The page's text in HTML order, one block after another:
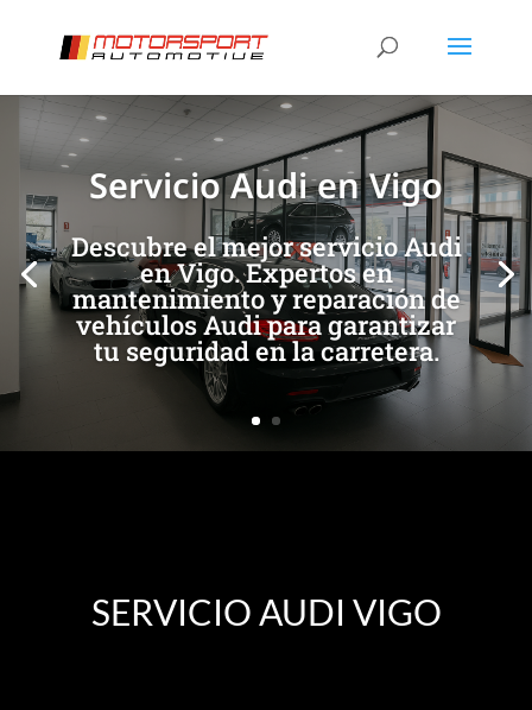
Servicio Audi en Vigo
Descubre el mejor servicio Audi
en Vigo. Expertos en
mantenimiento y reparación de
vehículos Audi para garantizar
tu seguridad en la carretera.
[/et_pb_slide] [/et_pb_slide]
SERVICIO AUDI VIGO